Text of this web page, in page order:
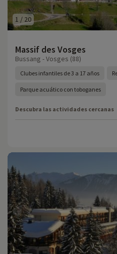
1 / 20
Massif des Vosges
Bussang - Vosges (88)
Clubes infantiles de 3 a 17 años
Parque acuático con toboganes
Descubra las actividades cercanas